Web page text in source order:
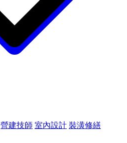
營建技師 室內設計 裝潢修繕